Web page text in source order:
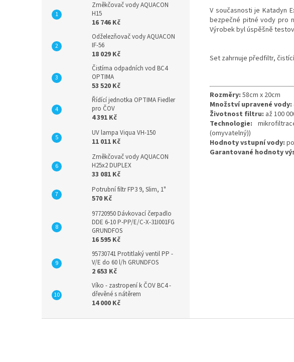
Změkčovač vody AQUACON
H15
16 746 Kč
Odželezňovač vody AQUACON
IF-56
18 029 Kč
Čistírna odpadních vod BC4
OPTIMA
53 520 Kč
Řídící jednotka OPTIMA Fiedler
pro ČOV
4 391 Kč
UV lampa Viqua VH-150
11 011 Kč
Změkčovač vody AQUACON
H25x2 DUPLEX
33 081 Kč
Potrubní filtr FP3 9, Slim, 1"
570 Kč
97720950 Dávkovací čerpadlo
DDE 6-10 P-PP/E/C-X-31I001FG
GRUNDFOS
16 595 Kč
95730741 Protitlaký ventil PP -
V/E do 60 l/h GRUNDFOS
2 653 Kč
Víko - zastropení k ČOV BC4 -
dřevěné s nátěrem
14 000 Kč
V současnosti je Katadyn
bezpečné pitné vody pro
Výrobek byl úspěšně
Set zahrnuje předfiltr,
Rozměry: 58cm x 20cm
Množství upravené vody:
Životnost filtru: až 100
Technologie:
(omyvatelný))
Hodnoty vstupní vody:
Garantované hodnoty